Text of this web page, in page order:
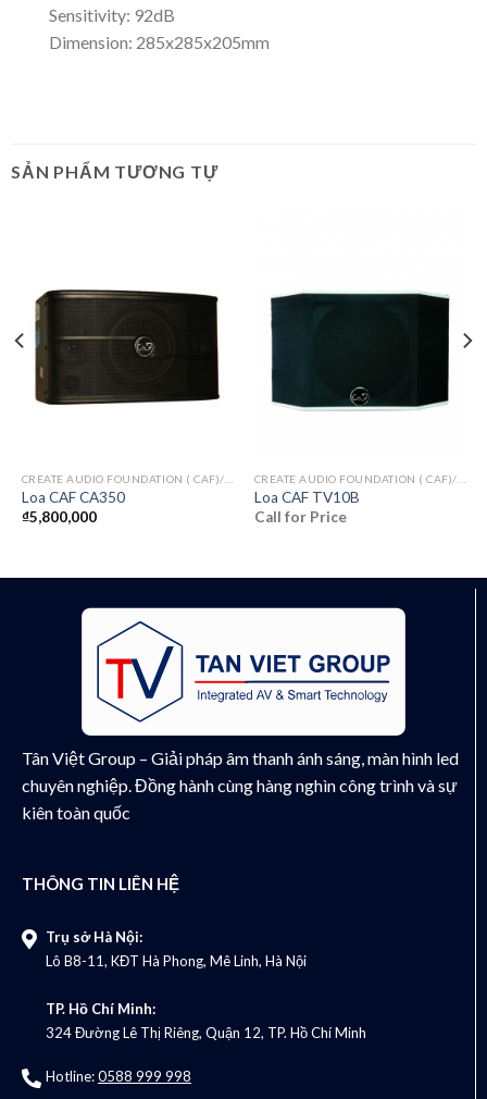
Sensitivity: 92dB
Dimension: 285x285x205mm
SẢN PHẨM TƯƠNG TỰ
Loa CAF CA350
₫5,800,000
Loa CAF TV10B
Call for Price
Tân Việt Group – Giải pháp âm thanh ánh sáng, màn hình led
chuyên nghiệp. Đồng hành cùng hàng nghìn công trình và sự
kiên toàn quốc
THÔNG TIN LIÊN HỆ
Trụ sở Hà Nội:
Lô B8-11, KĐT Hà Phong, Mê Linh, Hà Nội
TP. Hồ Chí Minh:
324 Đường Lê Thị Riêng, Quận 12, TP. Hồ Chí Minh
Hotline:0588 999 998